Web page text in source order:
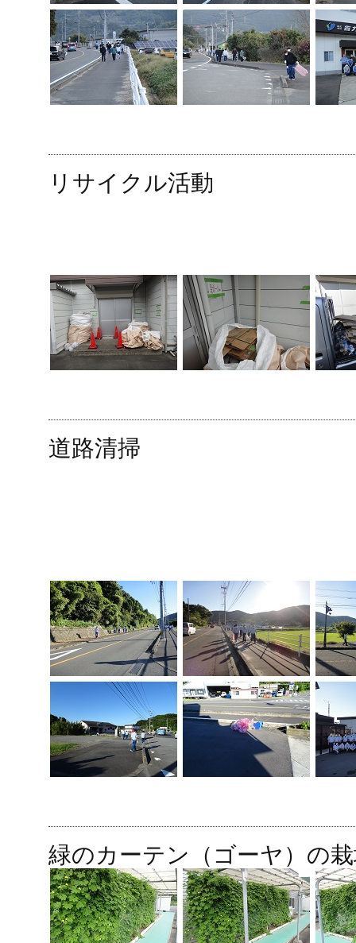
リサイクル活動
道路清掃
緑のカーテン（ゴーヤ）の